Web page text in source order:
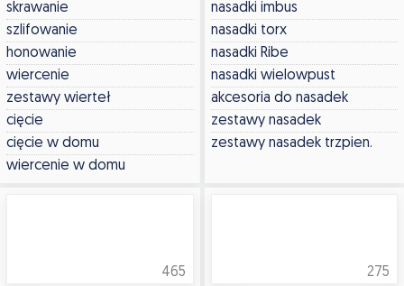
skrawanie
szlifowanie
honowanie
wiercenie
zestawy wierteł
cięcie
cięcie w domu
wiercenie w domu
nasadki imbus
nasadki torx
nasadki Ribe
nasadki wielowpust
akcesoria do nasadek
zestawy nasadek
zestawy nasadek trzpien.
465 275